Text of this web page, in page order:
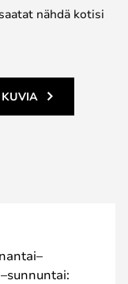
nähdä kotisi
KUVIA